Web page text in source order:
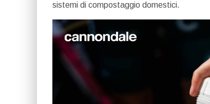
sistemi di compostaggio domestici.